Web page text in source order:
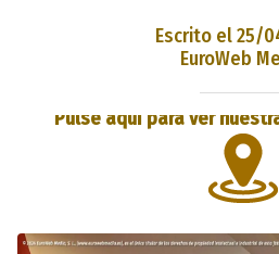
Escrito el 25/
EuroWeb
Pulse aquí para ver